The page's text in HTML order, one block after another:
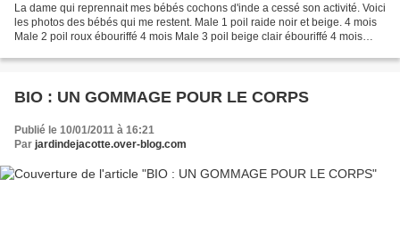
La dame qui reprennait mes bébés cochons d'inde a cessé son activité. Voici
les photos des bébés qui me restent. Male 1 poil raide noir et beige. 4 mois
Male 2 poil roux ébouriffé 4 mois Male 3 poil beige clair ébouriffé 4 mois
BIO : UN GOMMAGE POUR LE CORPS
Publié le 10/01/2011 à 16:21
Par jardindejacotte.over-blog.com